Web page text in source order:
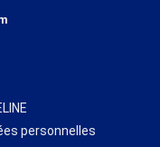
personnelles